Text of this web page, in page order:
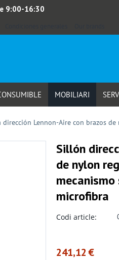
9:00-16:30
MOBILIARI
dirección Lennon-Aire con brazos
Sillón
de nylon
microfibra
Codi article:
241,12€